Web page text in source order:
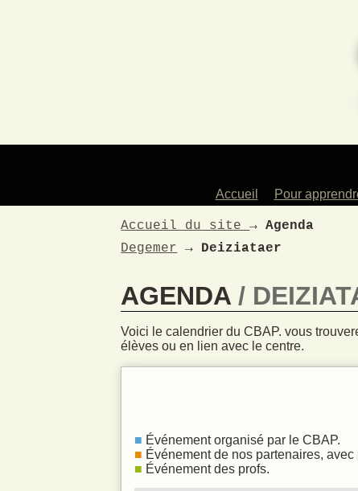
Accueil
Pour
Les
Pour les
La
Accueil du site→Agenda
Degemer → Deiziataer
AGENDA
Voici le calendrier du CBAP. vous
élèves ou en lien avec le centre.
Événement organisé par le CBAP.
Événement de nos partenaires,
Événement des profs.